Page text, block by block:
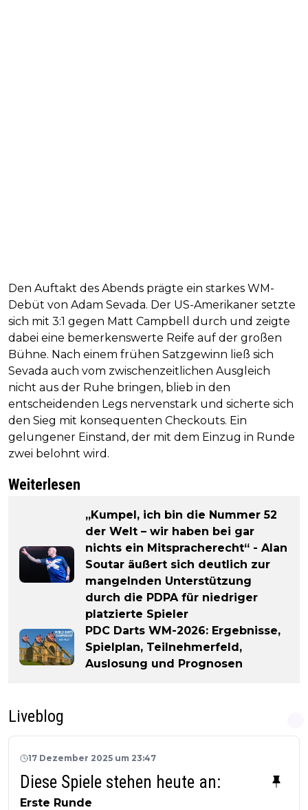
Den Auftakt des Abends prägte ein starkes WM-
Debüt von Adam Sevada. Der US-Amerikaner setzte
sich mit 3:1 gegen Matt Campbell durch und zeigte
dabei eine bemerkenswerte Reife auf der großen
Bühne. Nach einem frühen Satzgewinn ließ sich
Sevada auch vom zwischenzeitlichen Ausgleich
nicht aus der Ruhe bringen, blieb in den
entscheidenden Legs nervenstark und sicherte sich
den Sieg mit konsequenten Checkouts. Ein
gelungener Einstand, der mit dem Einzug in Runde
zwei belohnt wird.
Weiterlesen
„Kumpel, ich bin die Nummer 52
der Welt – wir haben bei gar
nichts ein Mitspracherecht“ - Alan
Soutar äußert sich deutlich zur
mangelnden Unterstützung
durch die PDPA für niedriger
platzierte Spieler
PDC Darts WM-2026: Ergebnisse,
Spielplan, Teilnehmerfeld,
Auslosung und Prognosen
Liveblog
17 Dezember 2025 um 23:47
Diese Spiele stehen heute an:
Erste Runde